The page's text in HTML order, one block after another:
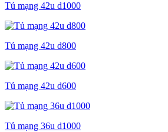
Tủ mạng 42u d1000
Tủ mạng 42u d800
Tủ mạng 42u d600
Tủ mạng 36u d1000